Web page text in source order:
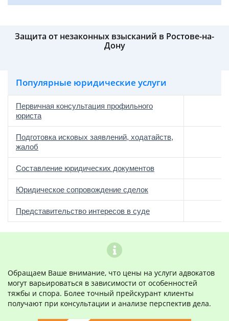
Защита от незаконных взысканий в Ростове-на-
Дону
Популярные юридические услуги
Первичная консультация профильного
юриста
Подготовка исковых заявлений, ходатайств,
жалоб
Составление юридических документов
Юридическое сопровождение сделок
Представительство интересов в суде
Обращаем Ваше внимание, что цены на услуги адвокатов
могут варьироваться в зависимости от особенностей
тяжбы и спора. Более точный прейскурант клиенты
получают при консультации и анализе перспектив дела.